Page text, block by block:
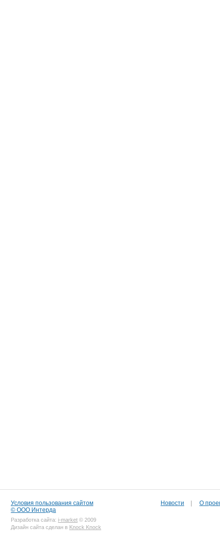
Условия пользования сайтом
© ООО Интерда
Разработка сайта: i-market © 2009
Дизайн сайта сделан в Knock Knock
Новости О